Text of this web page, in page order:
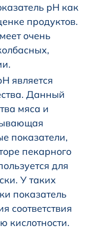
pH как
продуктов.
очень
является
Данный
мяса и
показатели,
пекарного
для
У таких
показатель
соответствия
кислотности.